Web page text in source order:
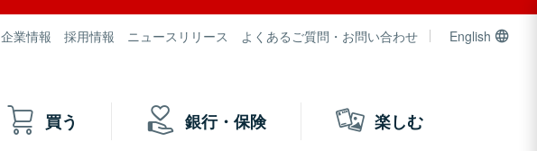
企業情報 採用情報 ニュースリリース よくあるご質問・お問い合わせ English
買う 銀行・保険 楽しむ